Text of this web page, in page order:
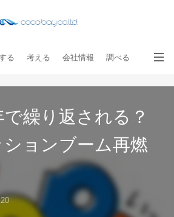
る 考える 会社情報 調べる
繰り返される？
ョンブーム再燃